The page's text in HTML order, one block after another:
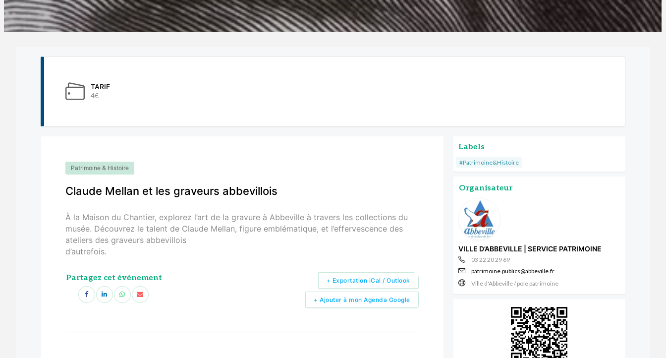
TARIF
4€
Patrimoine & Histoire
Claude Mellan et les graveurs abbevillois
À la Maison du Chantier, explorez l’art de la gravure à Abbeville à travers les collections du
musée. Découvrez le talent de Claude Mellan, figure emblématique, et l’effervescence des
ateliers des graveurs abbevillois
d’autrefois.
Partagez cet événement
+ Ajouter à mon Agenda Google
+ Exportation iCal / Outlook
Labels
#Patrimoine&Histoire
Organisateur
VILLE D’ABBEVILLE | SERVICE PATRIMOINE
03 22 20 29 69
patrimoine.publics@abbeville.fr
Ville d'Abbeville / pole patrimoine